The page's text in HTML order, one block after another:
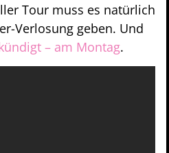
Tour muss es natürlich
Verlosung geben. Und
– am Montag.